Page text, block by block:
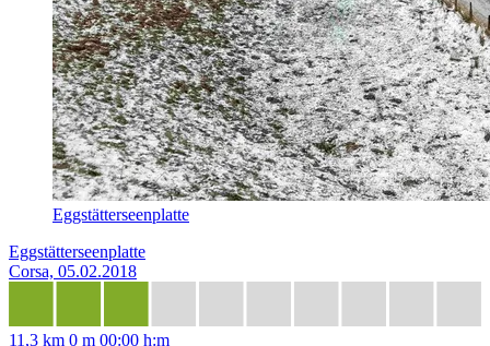
Eggstätterseenplatte
Eggstätterseenplatte
Corsa, 05.02.2018
11,3 km 0 m 00:00 h:m